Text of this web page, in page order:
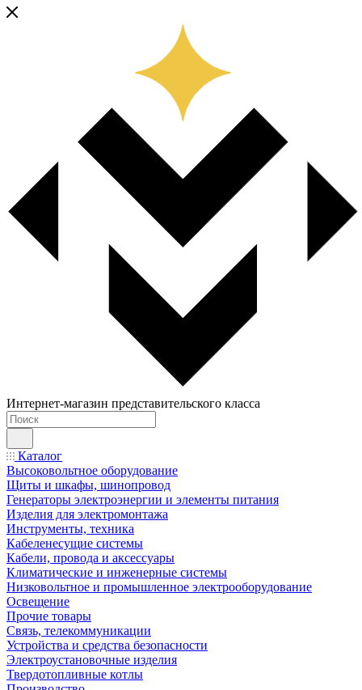
Интернет-магазин представительского класса
Каталог
Высоковольтное оборудование
Щиты и шкафы, шинопровод
Генераторы электроэнергии и элементы питания
Изделия для электромонтажа
Инструменты, техника
Кабеленесущие системы
Кабели, провода и аксессуары
Климатические и инженерные системы
Низковольтное и промышленное электрооборудование
Освещение
Прочие товары
Связь, телекоммуникации
Устройства и средства безопасности
Электроустановочные изделия
Твердотопливные котлы